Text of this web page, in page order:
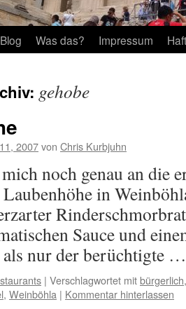
Was das? Impressum
gehobe
2007von Chris Kurbjuhn
noch genau an die
in
Sauce und
als nur der berüchtigte
| Verschlagwortet mitbürgerlich
, Weinböhla | Kommentar hinterlassen